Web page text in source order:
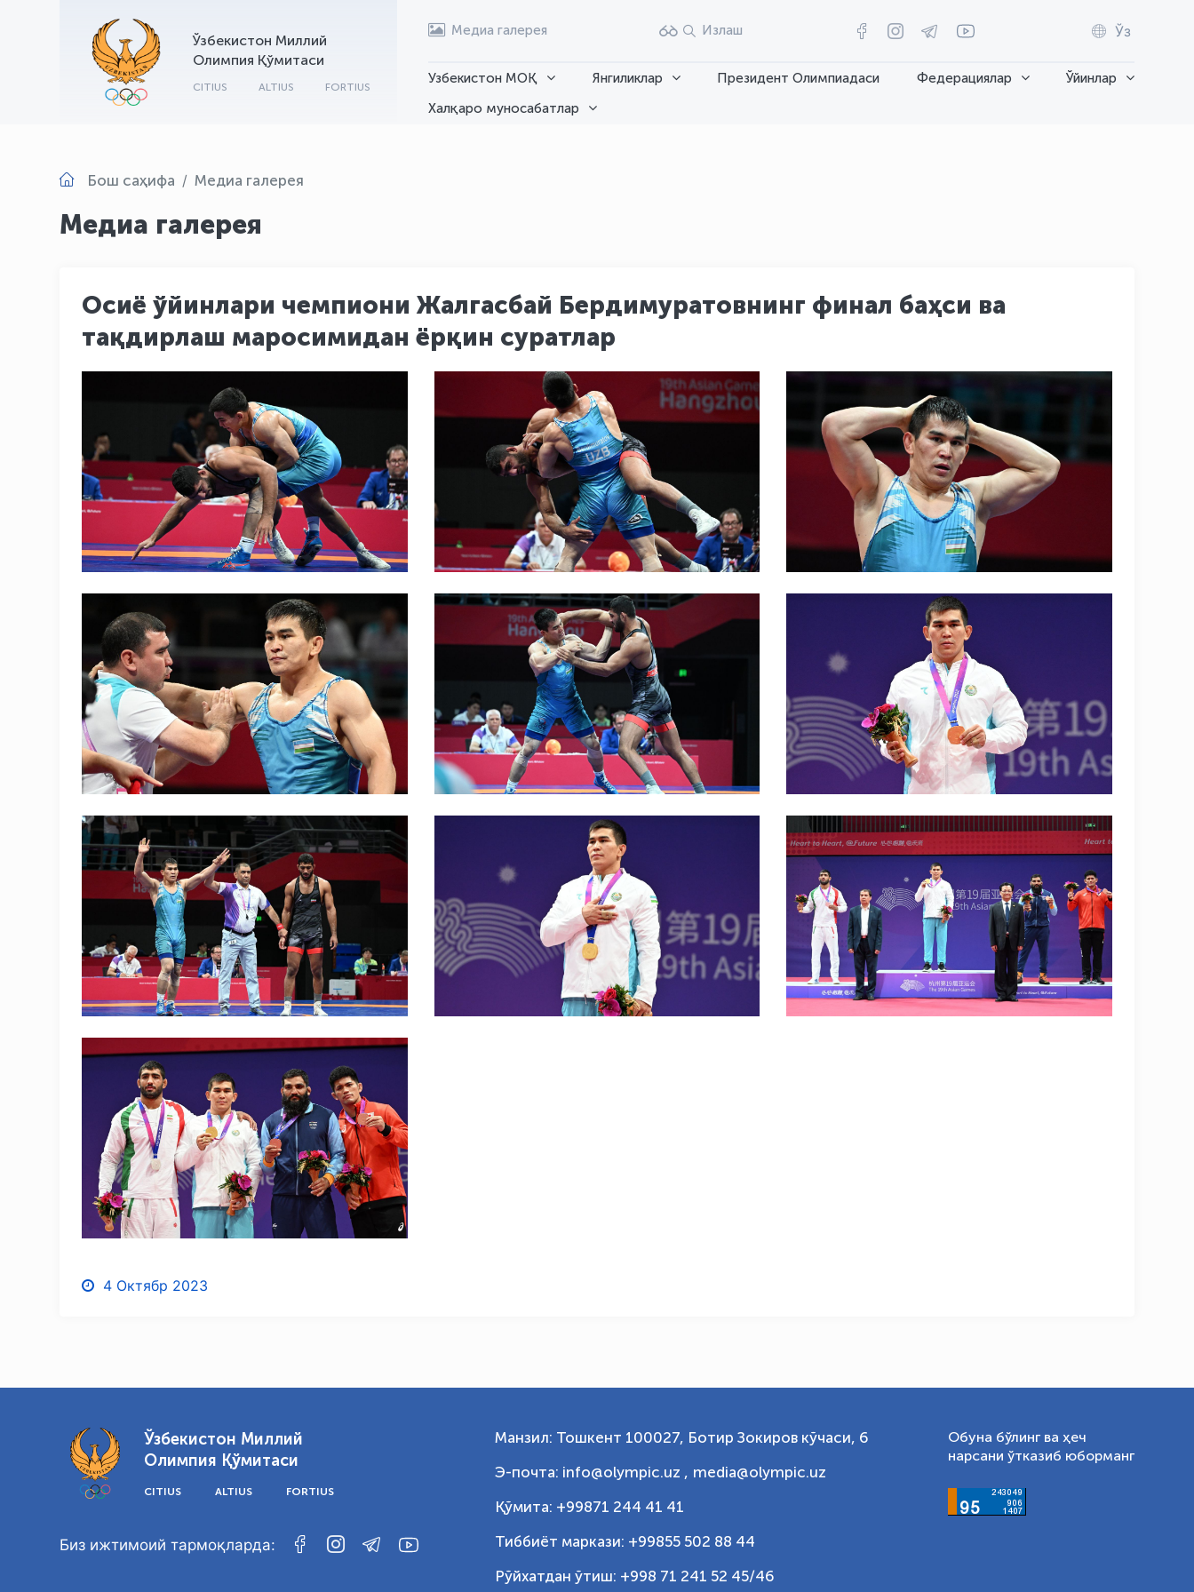
Ўзбекистон Миллий
Олимпия Қўмитаси
CITIUS ALTIUS FORTIUS
Медиа галерея Излаш Ўз
Узбекистон МОҚ Янгиликлар Президент Олимпиадаси Федерациялар
Ўйинлар
Халқаро муносабатлар
Бош саҳифа Медиа галерея
Медиа галерея
Осиё ўйинлари чемпиони Жалгасбай Бердимуратовнинг финал баҳси ва
тақдирлаш маросимидан ёрқин суратлар
4 Октябр 2023
Ўзбекистон Миллий
Олимпия Қўмитаси
CITIUS ALTIUS FORTIUS
Биз ижтимоий тармоқларда:
Манзил: Тошкент 100027, Ботир Зокиров кўчаси, 6
Э-почта: info@olympic.uz , media@olympic.uz
Қўмита: +99871 244 41 41
Тиббиёт маркази: +99855 502 88 44
Рўйхатдан ўтиш: +998 71 241 52 45/46
Обуна бўлинг ва ҳеч
нарсани ўтказиб юборманг